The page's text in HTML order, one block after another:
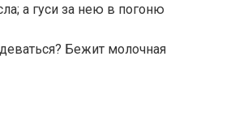
а гуси за нею в погоню
Бежит молочная